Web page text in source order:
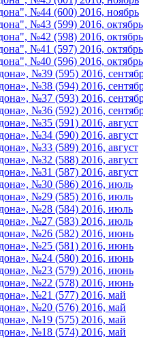
№44 (600) 2016, ноябрь
№43 (599) 2016, октябрь
№42 (598) 2016, октябрь
№41 (597) 2016, октябрь
№40 (596) 2016, октябрь
№39 (595) 2016,
№38 (594) 2016,
№37 (593) 2016,
№36 (592) 2016,
№35 (591) 2016, август
№34 (590) 2016, август
№33 (589) 2016, август
№32 (588) 2016, август
№31 (587) 2016, август
№30 (586) 2016, июль
№29 (585) 2016, июль
№28 (584) 2016, июль
№27 (583) 2016, июль
№26 (582) 2016, июнь
№25 (581) 2016, июнь
№24 (580) 2016, июнь
№23 (579) 2016, июнь
№22 (578) 2016, июнь
№21 (577) 2016, май
№20 (576) 2016, май
№19 (575) 2016, май
№18 (574) 2016, май